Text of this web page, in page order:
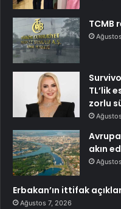
TCMB
TL’lik
zorlu
akın
Erbakan’ın ittifak
Ağustos 7, 2026